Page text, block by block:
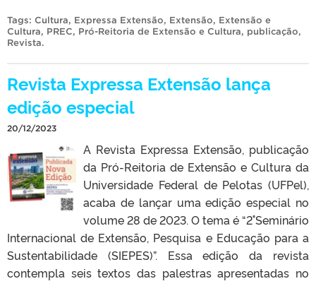
Tags: Cultura, Expressa Extensão, Extensão, Extensão e
Cultura, PREC, Pró-Reitoria de Extensão e Cultura, publicação,
Revista.
Revista Expressa Extensão lança
edição especial
20/12/2023
A Revista Expressa Extensão, publicação
da Pró-Reitoria de Extensão e Cultura da
Universidade Federal de Pelotas (UFPel),
acaba de lançar uma edição especial no
volume 28 de 2023. O tema é “2˚ Seminário
Internacional de Extensão, Pesquisa e Educação para a
Sustentabilidade (SIEPES)”. Essa edição da revista
contempla seis textos das palestras apresentadas no